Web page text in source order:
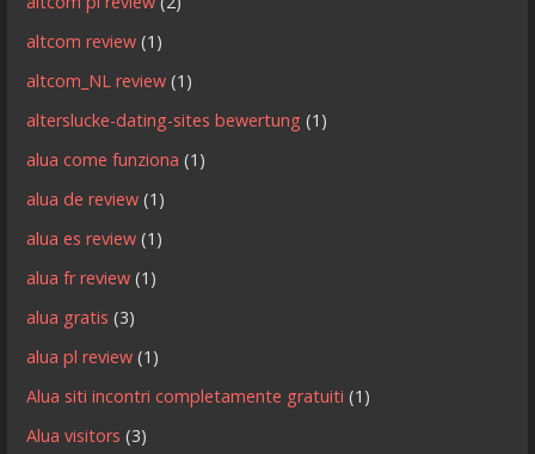
altcom review (1)
altcom_NL review (1)
alterslucke-dating-sites bewertung (1)
alua come funziona (1)
alua de review (1)
alua es review (1)
alua fr review (1)
alua gratis (3)
alua pl review (1)
Alua siti incontri completamente gratuiti (1)
Alua visitors (3)